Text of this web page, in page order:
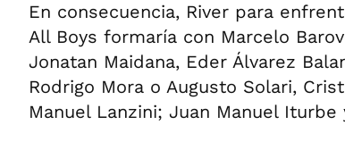
En consecuencia, River para
All Boys formaría con Marcelo
Jonatan Maidana, Eder Álvarez
Rodrigo Mora o Augusto Solari,
Manuel Lanzini; Juan Manuel Iturbe